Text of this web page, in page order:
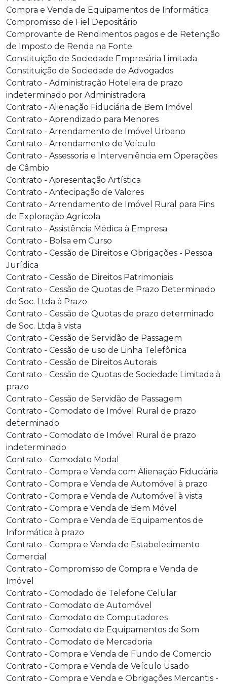
Compra e Venda de Equipamentos de Informática
Compromisso de Fiel Depositário
Comprovante de Rendimentos pagos e de Retenção
de Imposto de Renda na Fonte
Constituição de Sociedade Empresária Limitada
Constituição de Sociedade de Advogados
Contrato - Administração Hoteleira de prazo
indeterminado por Administradora
Contrato - Alienação Fiduciária de Bem Imóvel
Contrato - Aprendizado para Menores
Contrato - Arrendamento de Imóvel Urbano
Contrato - Arrendamento de Veículo
Contrato - Assessoria e Interveniência em Operações
de Câmbio
Contrato - Apresentação Artística
Contrato - Antecipação de Valores
Contrato - Arrendamento de Imóvel Rural para Fins
de Exploração Agrícola
Contrato - Assistência Médica à Empresa
Contrato - Bolsa em Curso
Contrato - Cessão de Direitos e Obrigações - Pessoa
Jurídica
Contrato - Cessão de Direitos Patrimoniais
Contrato - Cessão de Quotas de Prazo Determinado
de Soc. Ltda à Prazo
Contrato - Cessão de Quotas de prazo determinado
de Soc. Ltda à vista
Contrato - Cessão de Servidão de Passagem
Contrato - Cessão de uso de Linha Telefônica
Contrato - Cessão de Direitos Autorais
Contrato - Cessão de Quotas de Sociedade Limitada à
prazo
Contrato - Cessão de Servidão de Passagem
Contrato - Comodato de Imóvel Rural de prazo
determinado
Contrato - Comodato de Imóvel Rural de prazo
indeterminado
Contrato - Comodato Modal
Contrato - Compra e Venda com Alienação Fiduciária
Contrato - Compra e Venda de Automóvel à prazo
Contrato - Compra e Venda de Automóvel à vista
Contrato - Compra e Venda de Bem Móvel
Contrato - Compra e Venda de Equipamentos de
Informática à prazo
Contrato - Compra e Venda de Estabelecimento
Comercial
Contrato - Compromisso de Compra e Venda de
Imóvel
Contrato - Comodado de Telefone Celular
Contrato - Comodato de Automóvel
Contrato - Comodato de Computadores
Contrato - Comodato de Equipamentos de Som
Contrato - Comodato de Mercadoria
Contrato - Compra e Venda de Fundo de Comercio
Contrato - Compra e Venda de Veículo Usado
Contrato - Compra e Venda e Obrigações Mercantis -